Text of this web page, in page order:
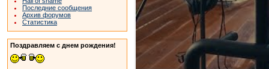
Последние сообщения
Архив форумов
Статистика
Поздравляем с днем рождения!